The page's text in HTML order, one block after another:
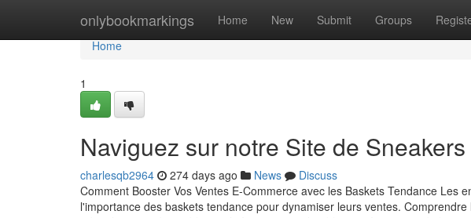
onlybookmarkings Home New Submit Groups
Home
Home
1
Naviguez sur notre Site de
charlesqb2964 274 days ago News
Discuss
Comment Booster Vos Ventes E-Commerce avec les Baskets Tendance Les
l'importance des baskets tendance pour dynamiser leurs ventes.